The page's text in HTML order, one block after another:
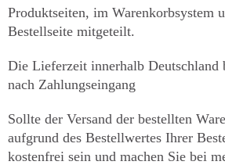
Produktseiten, im Warenkorbsystem
Bestellseite mitgeteilt.
Die Lieferzeit innerhalb Deutschland
nach Zahlungseingang
Sollte der Versand der bestellten
aufgrund des Bestellwertes Ihrer
kostenfrei sein und machen Sie bei